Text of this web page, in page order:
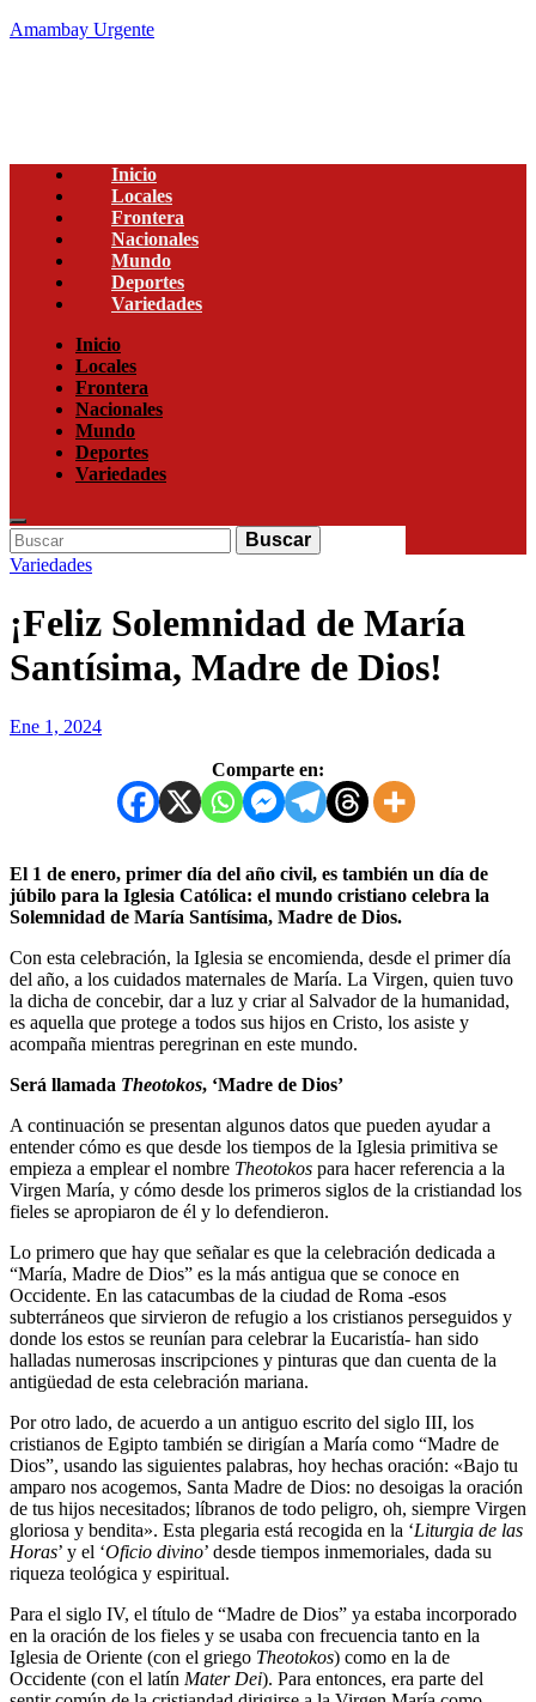
Amambay Urgente
Inicio
Locales
Frontera
Nacionales
Mundo
Deportes
Variedades
Menu
Inicio
Locales
Frontera
Nacionales
Mundo
Deportes
Variedades
Enter
Keyword
Search
for:
Buscar
Search
Variedades
¡Feliz Solemnidad de María
Santísima, Madre de Dios!
Ene 1, 2024
Comparte en:
El 1 de enero, primer día del año civil, es también un día de
júbilo para la Iglesia Católica: el mundo cristiano celebra la
Solemnidad de María Santísima, Madre de Dios.
Con esta celebración, la Iglesia se encomienda, desde el primer día
del año, a los cuidados maternales de María. La Virgen, quien tuvo
la dicha de concebir, dar a luz y criar al Salvador de la humanidad,
es aquella que protege a todos sus hijos en Cristo, los asiste y
acompaña mientras peregrinan en este mundo.
Será llamada Theotokos, ‘Madre de Dios’
A continuación se presentan algunos datos que pueden ayudar a
entender cómo es que desde los tiempos de la Iglesia primitiva se
empieza a emplear el nombre Theotokos para hacer referencia a la
Virgen María, y cómo desde los primeros siglos de la cristiandad los
fieles se apropiaron de él y lo defendieron.
Lo primero que hay que señalar es que la celebración dedicada a
“María, Madre de Dios” es la más antigua que se conoce en
Occidente. En las catacumbas de la ciudad de Roma -esos
subterráneos que sirvieron de refugio a los cristianos perseguidos y
donde los estos se reunían para celebrar la Eucaristía- han sido
halladas numerosas inscripciones y pinturas que dan cuenta de la
antigüedad de esta celebración mariana.
Por otro lado, de acuerdo a un antiguo escrito del siglo III, los
cristianos de Egipto también se dirigían a María como “Madre de
Dios”, usando las siguientes palabras, hoy hechas oración: «Bajo tu
amparo nos acogemos, Santa Madre de Dios: no desoigas la oración
de tus hijos necesitados; líbranos de todo peligro, oh, siempre Virgen
gloriosa y bendita». Esta plegaria está recogida en la ‘Liturgia de las
Horas’ y el ‘Oficio divino’ desde tiempos inmemoriales, dada su
riqueza teológica y espiritual.
Para el siglo IV, el título de “Madre de Dios” ya estaba incorporado
en la oración de los fieles y se usaba con frecuencia tanto en la
Iglesia de Oriente (con el griego Theotokos) como en la de
Occidente (con el latín Mater Dei). Para entonces, era parte del